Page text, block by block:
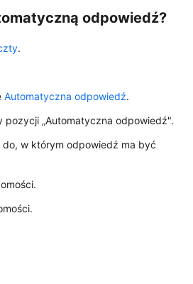
odpowiedź?
.
Automatyczna odpowiedź.
pozycji „Automatyczna odpowiedź".
w którym odpowiedź ma być